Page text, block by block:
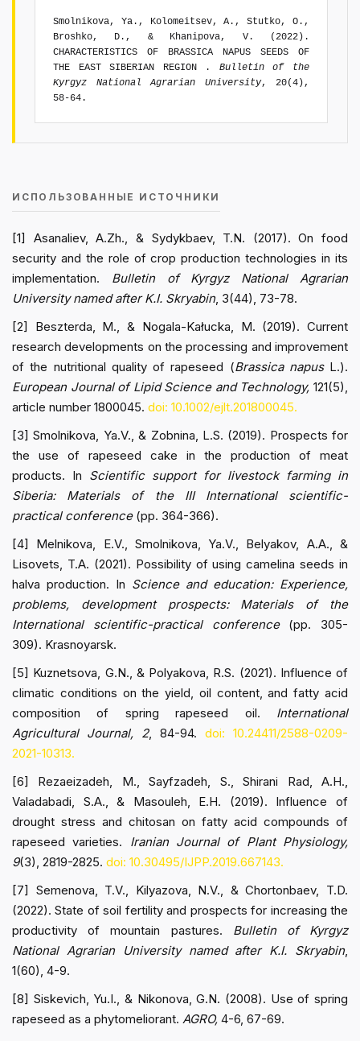
Smolnikova, Ya., Kolomeitsev, A., Stutko, O.,
Broshko, D., & Khanipova, V. (2022).
CHARACTERISTICS OF BRASSICA NAPUS SEEDS OF
THE EAST SIBERIAN REGION . Bulletin of the
Kyrgyz National Agrarian University, 20(4),
58-64.
ИСПОЛЬЗОВАННЫЕ ИСТОЧНИКИ
[1] Asanaliev, A.Zh., & Sydykbaev, T.N. (2017). On food
security and the role of crop production technologies in its
implementation. Bulletin of Kyrgyz National Agrarian
University named after K.I. Skryabin, 3(44), 73-78.
[2] Beszterda, M., & Nogala-Kałucka, M. (2019). Current
research developments on the processing and improvement
of the nutritional quality of rapeseed (Brassica napusL.).
European Journal of Lipid Science and Technology, 121(5),
article number 1800045. doi: 10.1002/ejlt.201800045.
[3] Smolnikova, Ya.V., & Zobnina, L.S. (2019). Prospects for
the use of rapeseed cake in the production of meat
products. In Scientific support for livestock farming in
Siberia: Materials of the III International scientific-
practical conference(pp. 364-366).
[4] Melnikova, E.V., Smolnikova, Ya.V., Belyakov, A.A., &
Lisovets, T.A. (2021). Possibility of using camelina seeds in
halva production. In Science and education: Experience,
problems, development prospects: Materials of the
International scientific-practical conference(pp. 305-
309). Krasnoyarsk.
[5] Kuznetsova, G.N., & Polyakova, R.S. (2021). Influence of
climatic conditions on the yield, oil content, and fatty acid
composition of spring rapeseed oil. International
Agricultural Journal, 2, 84-94. doi: 10.24411/2588-0209-
2021-10313.
[6] Rezaeizadeh, M., Sayfzadeh, S., Shirani Rad, A.H.,
Valadabadi, S.A., & Masouleh, E.H. (2019). Influence of
drought stress and chitosan on fatty acid compounds of
rapeseed varieties. Iranian Journal of Plant Physiology,
9(3), 2819-2825. doi: 10.30495/IJPP.2019.667143.
[7] Semenova, T.V., Kilyazova, N.V., & Chortonbaev, T.D.
(2022). State of soil fertility and prospects for increasing the
productivity of mountain pastures. Bulletin of Kyrgyz
National Agrarian University named after K.I. Skryabin,
1(60), 4-9.
[8] Siskevich, Yu.I., & Nikonova, G.N. (2008). Use of spring
rapeseed as a phytomeliorant. AGRO, 4-6, 67-69.